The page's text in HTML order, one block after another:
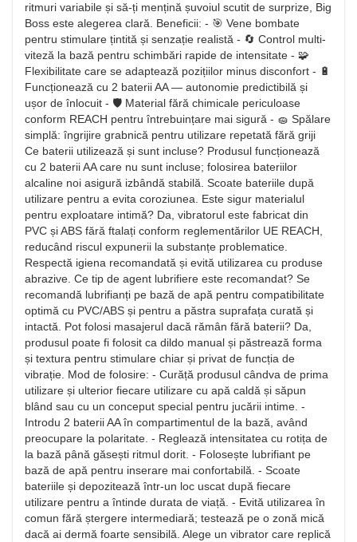
ritmuri variabile și să-ți mențină șuvoiul scutit de surprize, Big
Boss este alegerea clară. Beneficii: - 🎯 Vene bombate
pentru stimulare țintită și senzație realistă - 🔄 Control multi-
viteză la bază pentru schimbări rapide de intensitate - 🧩
Flexibilitate care se adaptează pozițiilor minus disconfort - 🔋
Funcționează cu 2 baterii AA — autonomie predictibilă și
ușor de înlocuit - 🛡️ Material fără chimicale periculoase
conform REACH pentru întrebuințare mai sigură - 🧽 Spălare
simplă: îngrijire grabnică pentru utilizare repetată fără griji
Ce baterii utilizează și sunt incluse? Produsul funcționează
cu 2 baterii AA care nu sunt incluse; folosirea bateriilor
alcaline noi asigură izbândă stabilă. Scoate bateriile după
utilizare pentru a evita coroziunea. Este sigur materialul
pentru exploatare intimă? Da, vibratorul este fabricat din
PVC și ABS fără ftalați conform reglementărilor UE REACH,
reducând riscul expunerii la substanțe problematice.
Respectă igiena recomandată și evită utilizarea cu produse
abrazive. Ce tip de agent lubrifiere este recomandat? Se
recomandă lubrifianți pe bază de apă pentru compatibilitate
optimă cu PVC/ABS și pentru a păstra suprafața curată și
intactă. Pot folosi masajerul dacă rămân fără baterii? Da,
produsul poate fi folosit ca dildo manual și păstrează forma
și textura pentru stimulare chiar și privat de funcția de
vibrație. Mod de folosire: - Curăță produsul cândva de prima
utilizare și ulterior fiecare utilizare cu apă caldă și săpun
blând sau cu un conceput special pentru jucării intime. -
Introdu 2 baterii AA în compartimentul de la bază, având
preocupare la polaritate. - Reglează intensitatea cu rotița de
la bază până găsești ritmul dorit. - Folosește lubrifiant pe
bază de apă pentru inserare mai confortabilă. - Scoate
bateriile și depozitează într-un loc uscat după fiecare
utilizare pentru a întinde durata de viață. - Evită utilizarea în
comun fără ștergere intermediară; testează pe o zonă mică
dacă ai dermă foarte sensibilă. Alege un vibrator care replică